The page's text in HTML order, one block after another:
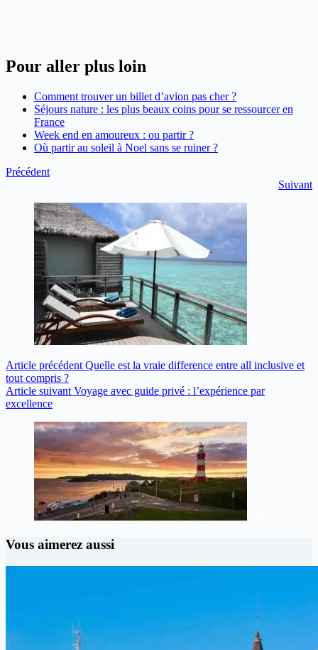
Pour aller plus loin
Comment trouver un billet d’avion pas cher ?
Séjours nature : les plus beaux coins pour se ressourcer en
France
Week end en amoureux : ou partir ?
Où partir au soleil à Noel sans se ruiner ?
Précédent
Suivant
Article précédent Quelle est la vraie difference entre all inclusive et
tout compris ?
Article suivant Voyage avec guide privé : l’expérience par
excellence
Vous aimerez aussi